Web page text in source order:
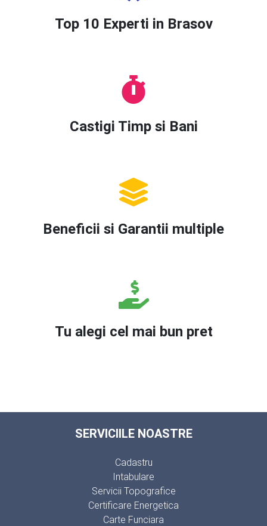
Top 10 Experti in Brasov
Castigi Timp si Bani
Beneficii si Garantii multiple
Tu alegi cel mai bun pret
SERVICIILE NOASTRE
Cadastru
Intabulare
Servicii Topografice
Certificare Energetica
Carte Funciara